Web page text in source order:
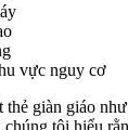
vực nguy cơ
giàn giáo
tôi hiểu